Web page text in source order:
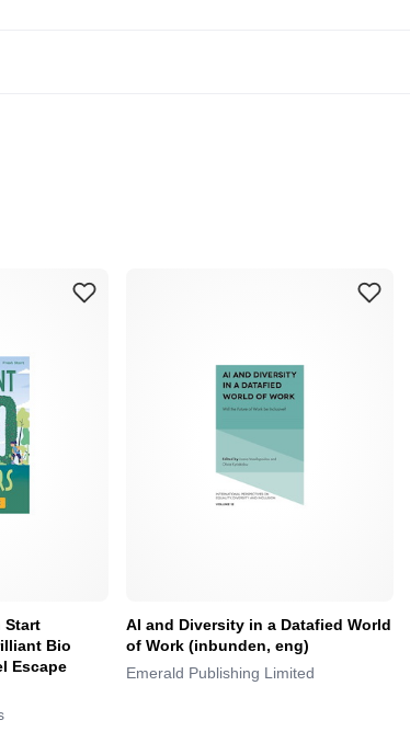
Start
Bio
Escape
AI and Diversity in a Datafied World
of Work (inbunden, eng)
Emerald Publishing Limited